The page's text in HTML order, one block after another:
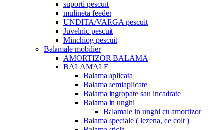
suporti pescuit
mulineta feeder
UNDITA/VARGA pescuit
Juvelnic pescuit
Minchiog pescuit
Balamale mobilier
AMORTIZOR BALAMA
BALAMALE
Balama aplicata
Balama semiaplicate
Balama ingropate sau incadrate
Balama in unghi
Balamale in unghi cu amortizor
Balama speciale ( lezena, de colt )